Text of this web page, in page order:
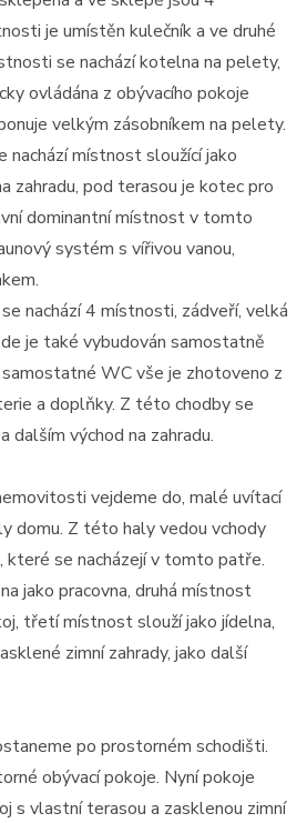
je umístěn kulečník a ve druhé
se nachází kotelna na pelety,
ovládána z obývacího pokoje
velkým zásobníkem na pelety.
nachází místnost sloužící jako
zahradu, pod terasou je kotec pro
dominantní místnost v tomto
systém s vířivou vanou,
nachází 4 místnosti, zádveří, velká
je také vybudován samostatně
WC vše je zhotoveno z
a doplňky. Z této chodby se
dalším východ na zahradu.
vejdeme do, malé uvítací
domu. Z této haly vedou vchody
se nacházejí v tomto patře.
jako pracovna, druhá místnost
třetí místnost slouží jako jídelna,
zimní zahrady, jako další
po prostorném schodišti.
obývací pokoje. Nyní pokoje
s vlastní terasou a zasklenou zimní